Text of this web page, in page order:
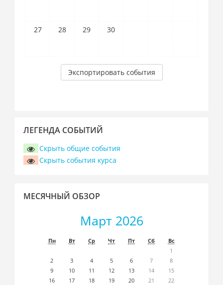
27 28 29 30
Экспортировать события
Легенда
событий
ЛЕГЕНДА СОБЫТИЙ
Скрыть общие события
Скрыть события курса
Месячный
МЕСЯЧНЫЙ ОБЗОР
Март 2026
Пн Вт Ср Чт Пт Сб
Вс
1
2
3 4 5 6 7
8
9
10 11 12 13 14
15
16
17 18 19 20 21
22